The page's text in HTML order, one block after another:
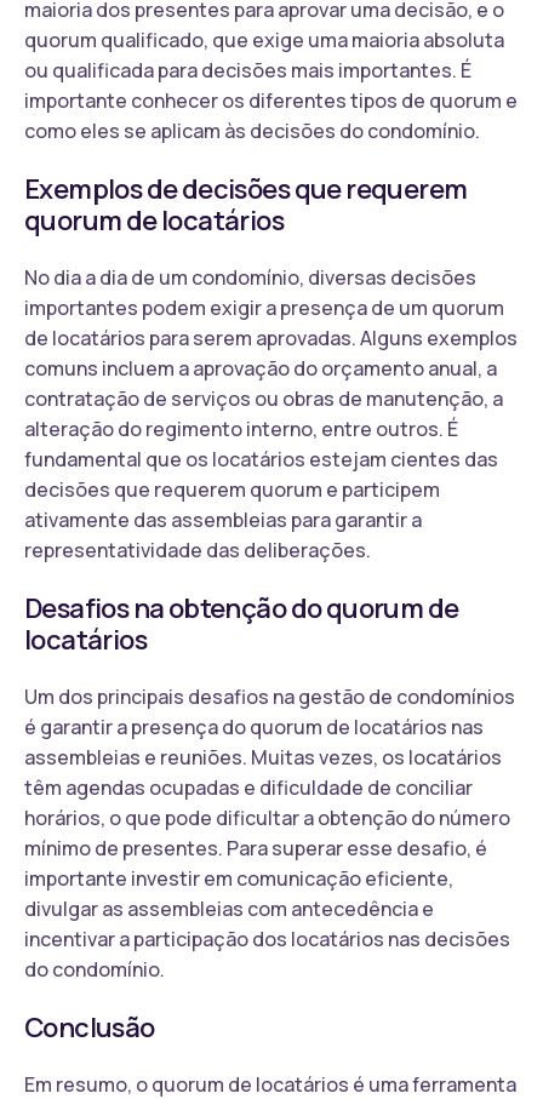
maioria dos presentes para aprovar uma decisão, e o
quorum qualificado, que exige uma maioria absoluta
ou qualificada para decisões mais importantes. É
importante conhecer os diferentes tipos de quorum e
como eles se aplicam às decisões do condomínio.
Exemplos de decisões que requerem
quorum de locatários
No dia a dia de um condomínio, diversas decisões
importantes podem exigir a presença de um quorum
de locatários para serem aprovadas. Alguns exemplos
comuns incluem a aprovação do orçamento anual, a
contratação de serviços ou obras de manutenção, a
alteração do regimento interno, entre outros. É
fundamental que os locatários estejam cientes das
decisões que requerem quorum e participem
ativamente das assembleias para garantir a
representatividade das deliberações.
Desafios na obtenção do quorum de
locatários
Um dos principais desafios na gestão de condomínios
é garantir a presença do quorum de locatários nas
assembleias e reuniões. Muitas vezes, os locatários
têm agendas ocupadas e dificuldade de conciliar
horários, o que pode dificultar a obtenção do número
mínimo de presentes. Para superar esse desafio, é
importante investir em comunicação eficiente,
divulgar as assembleias com antecedência e
incentivar a participação dos locatários nas decisões
do condomínio.
Conclusão
Em resumo, o quorum de locatários é uma ferramenta